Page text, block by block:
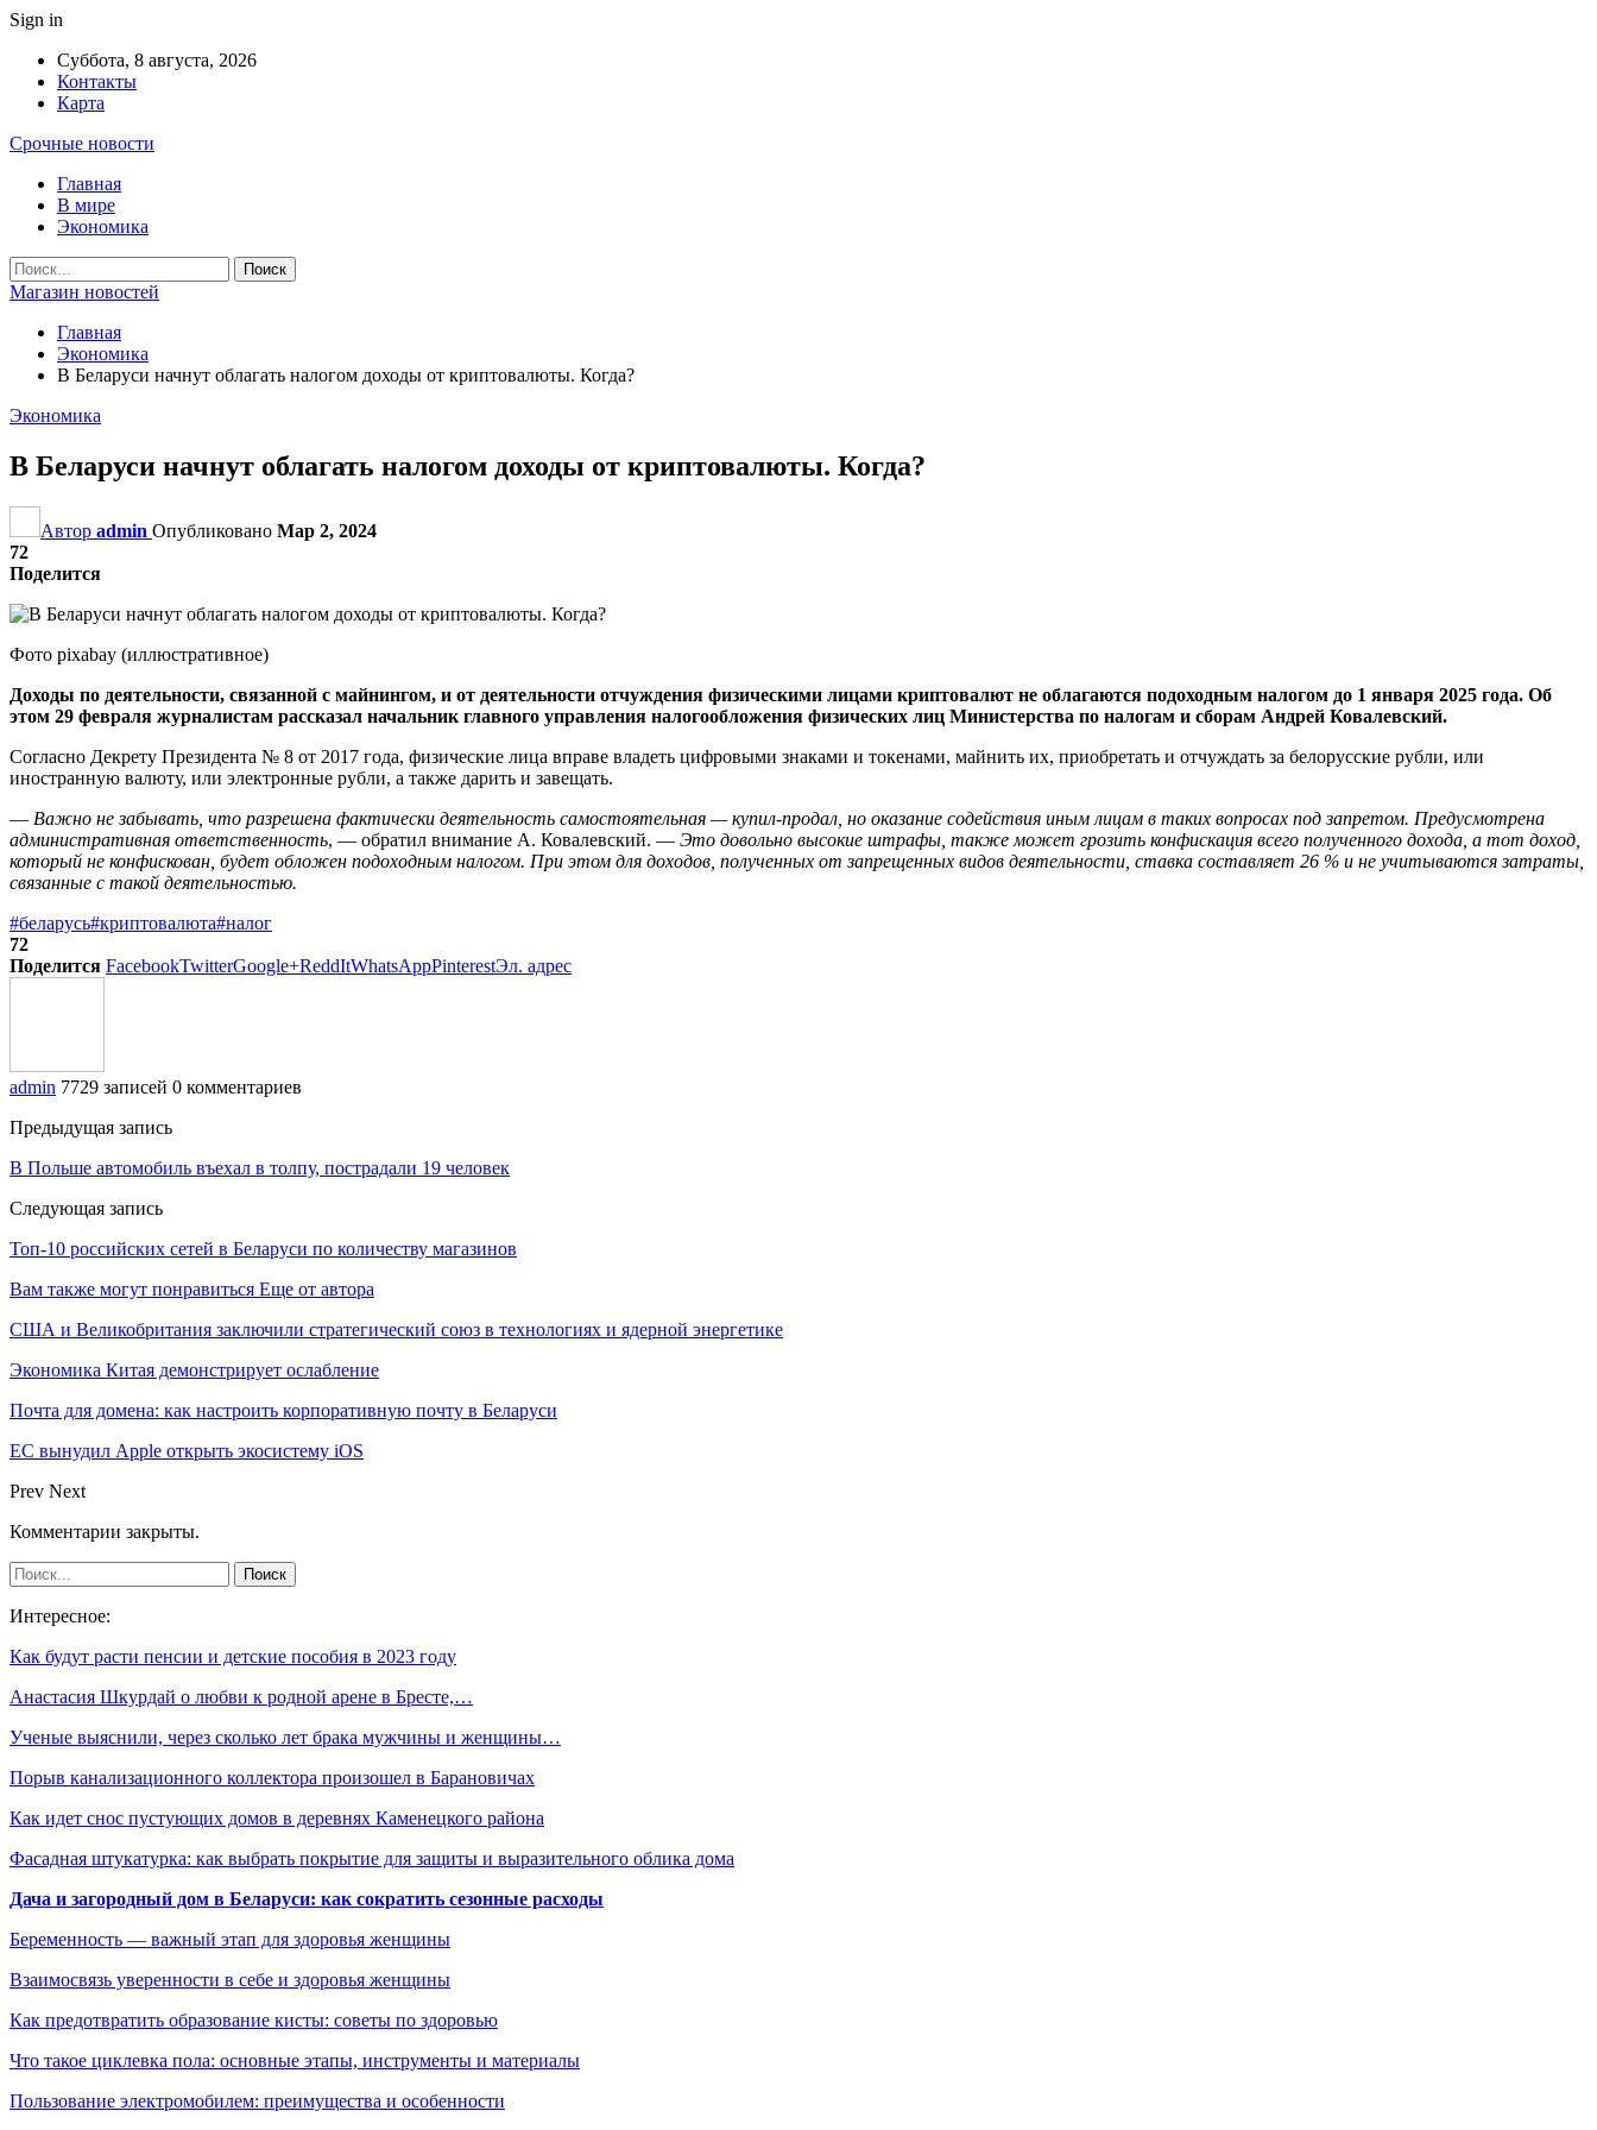
Sign in
Суббота, 8 августа, 2026
Контакты
Карта
Срочные новости
Главная
В мире
Экономика
Магазин новостей
Главная
Экономика
В Беларуси начнут облагать налогом доходы от криптовалюты. Когда?
Экономика
В Беларуси начнут облагать налогом доходы от криптовалюты. Когда?
Автор admin Опубликовано Мар 2, 2024
72
Поделится
Фото pixabay (иллюстративное)
Доходы по деятельности, связанной с майнингом, и от деятельности отчуждения физическими лицами криптовалют не облагаются подоходным налогом до 1 января 2025 года. Об
этом 29 февраля журналистам рассказал начальник главного управления налогообложения физических лиц Министерства по налогам и сборам Андрей Ковалевский.
Согласно Декрету Президента № 8 от 2017 года, физические лица вправе владеть цифровыми знаками и токенами, майнить их, приобретать и отчуждать за белорусские рубли, или
иностранную валюту, или электронные рубли, а также дарить и завещать.
— Важно не забывать, что разрешена фактически деятельность самостоятельная — купил-продал, но оказание содействия иным лицам в таких вопросах под запретом. Предусмотрена
административная ответственность, — обратил внимание А. Ковалевский. — Это довольно высокие штрафы, также может грозить конфискация всего полученного дохода, а тот доход,
который не конфискован, будет обложен подоходным налогом. При этом для доходов, полученных от запрещенных видов деятельности, ставка составляет 26 % и не учитываются затраты,
связанные с такой деятельностью.
#беларусь#криптовалюта#налог
72
Поделится FacebookTwitterGoogle+ReddItWhatsAppPinterestЭл. адрес
admin 7729 записей 0 комментариев
Предыдущая запись
В Польше автомобиль въехал в толпу, пострадали 19 человек
Следующая запись
Топ-10 российских сетей в Беларуси по количеству магазинов
Вам также могут понравиться Еще от автора
США и Великобритания заключили стратегический союз в технологиях и ядерной энергетике
Экономика Китая демонстрирует ослабление
Почта для домена: как настроить корпоративную почту в Беларуси
ЕС вынудил Apple открыть экосистему iOS
Prev Next
Комментарии закрыты.
Интересное:
Как будут расти пенсии и детские пособия в 2023 году
Анастасия Шкурдай о любви к родной арене в Бресте,…
Ученые выяснили, через сколько лет брака мужчины и женщины…
Порыв канализационного коллектора произошел в Барановичах
Как идет снос пустующих домов в деревнях Каменецкого района
Фасадная штукатурка: как выбрать покрытие для защиты и выразительного облика дома
Дача и загородный дом в Беларуси: как сократить сезонные расходы
Беременность — важный этап для здоровья женщины
Взаимосвязь уверенности в себе и здоровья женщины
Как предотвратить образование кисты: советы по здоровью
Что такое циклевка пола: основные этапы, инструменты и материалы
Пользование электромобилем: преимущества и особенности